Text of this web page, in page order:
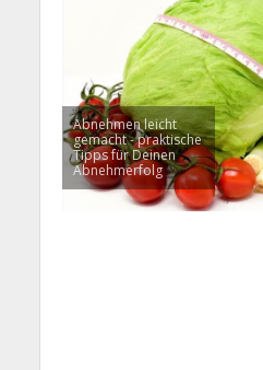
Abnehmen leicht
gemacht - praktische
Tipps für Deinen
Abnehmerfolg